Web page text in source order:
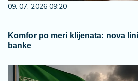
09. 07. 2026 09:20
Komfor po meri klijenata: nova
banke